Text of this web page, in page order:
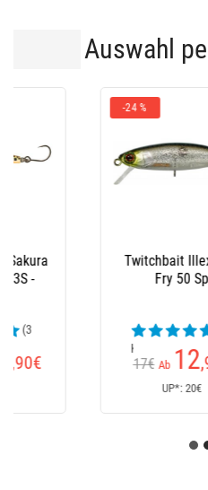
Auswahl
Köder Sinkend Illex
Flat Tricoroll 55 S -
(2
Kundenrezensionen)
,90€